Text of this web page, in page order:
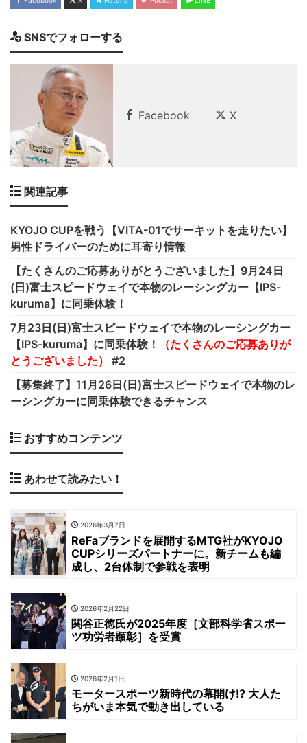
SNSでフォローする
Facebook X
関連記事
KYOJO CUPを戦う【VITA-01でサーキットを走りたい】
男性ドライバーのために耳寄り情報
【たくさんのご応募ありがとうございました】9月24日
(日)富士スピードウェイで本物のレーシングカー【IPS-
kuruma】に同乗体験！
7月23日(日)富士スピードウェイで本物のレーシングカー
【IPS-kuruma】に同乗体験！
（たくさんのご応募ありが
とうございました）
#2
【募集終了】11月26日(日)富士スピードウェイで本物のレ
ーシングカーに同乗体験できるチャンス
おすすめコンテンツ
あわせて読みたい！
2026年3月7日
ReFaブランドを展開するMTG社がKYOJO
CUPシリーズパートナーに。新チームも編
成し、2台体制で参戦を表明
2026年2月22日
関谷正徳氏が2025年度［文部科学省スポー
ツ功労者顕彰］を受賞
2026年2月1日
モータースポーツ新時代の幕開け!? 大人た
ちがいま本気で動き出している